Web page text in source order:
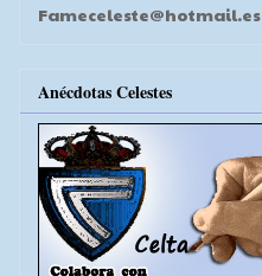
Fameceleste@hotmail.es
Anécdotas Celestes